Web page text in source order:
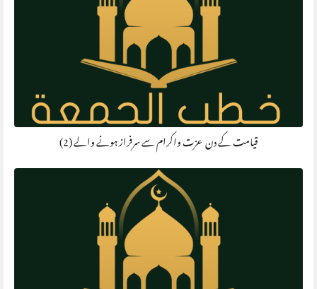
قیامت کے دن عزت واکرام سے سرفراز ہونے والے (2)